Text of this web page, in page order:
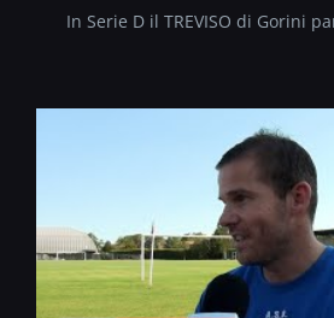
In Serie D il TREVISO di Gorini